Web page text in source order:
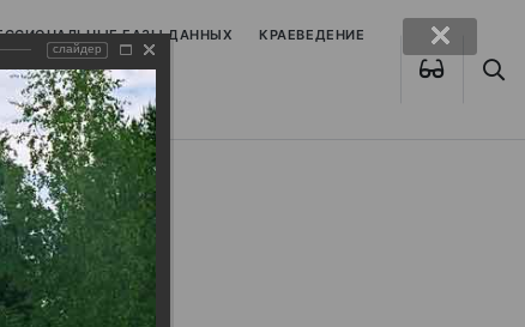
БАЗЫ ДАННЫХ КРАЕВЕДЕНИЕ
слайдер